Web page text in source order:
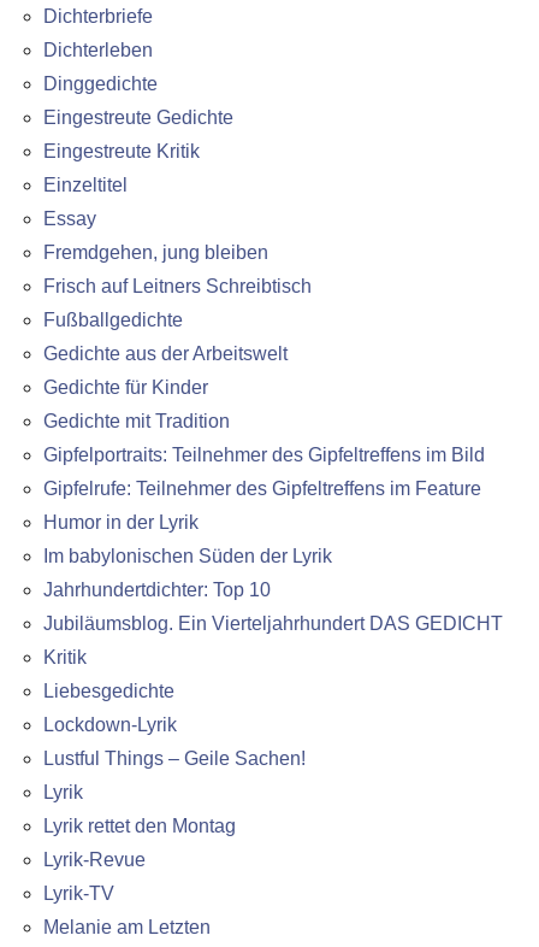
Dichterbriefe
Dichterleben
Dinggedichte
Eingestreute Gedichte
Eingestreute Kritik
Einzeltitel
Essay
Fremdgehen, jung bleiben
Frisch auf Leitners Schreibtisch
Fußballgedichte
Gedichte aus der Arbeitswelt
Gedichte für Kinder
Gedichte mit Tradition
Gipfelportraits: Teilnehmer des Gipfeltreffens im Bild
Gipfelrufe: Teilnehmer des Gipfeltreffens im Feature
Humor in der Lyrik
Im babylonischen Süden der Lyrik
Jahrhundertdichter: Top 10
Jubiläumsblog. Ein Vierteljahrhundert DAS GEDICHT
Kritik
Liebesgedichte
Lockdown-Lyrik
Lustful Things – Geile Sachen!
Lyrik
Lyrik rettet den Montag
Lyrik-Revue
Lyrik-TV
Melanie am Letzten